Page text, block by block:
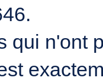
qui n'ont